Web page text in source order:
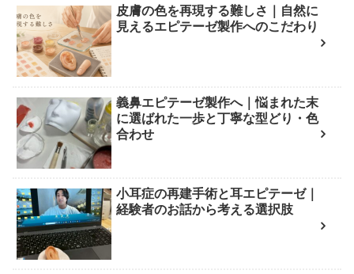
皮膚の色を再現する難しさ｜自然に
見えるエピテーゼ製作へのこだわり
義鼻エピテーゼ製作へ｜悩まれた末
に選ばれた一歩と丁寧な型どり・色
合わせ
小耳症の再建手術と耳エピテーゼ｜
経験者のお話から考える選択肢